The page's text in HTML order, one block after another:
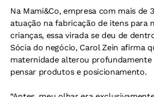
Na Mami&Co, empresa com mais de
atuação na fabricação de itens para
crianças, essa virada se deu de
Sócia do negócio, Carol Zein afirma
maternidade alterou profundamente
pensar produtos e posicionamento.